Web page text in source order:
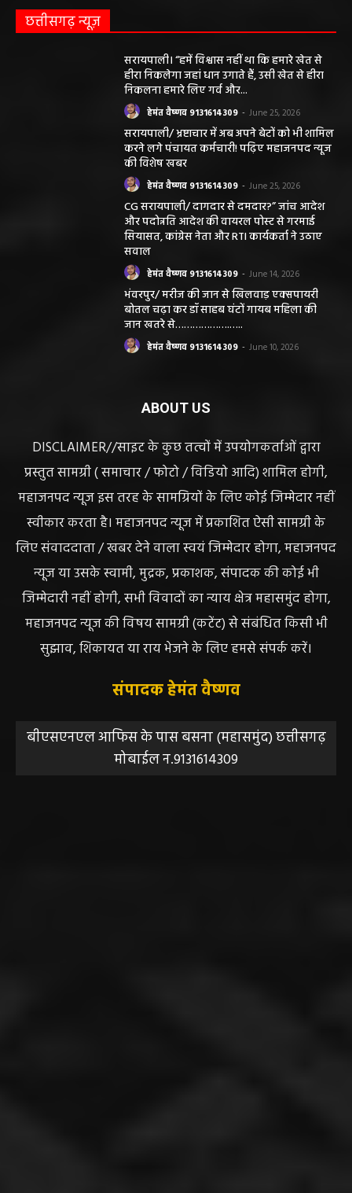
छत्तीसगढ़ न्यूज़
सरायपाली। “हमें विश्वास नहीं था कि हमारे खेत से
हीरा निकलेगा जहां धान उगाते हैं, उसी खेत से हीरा
निकलना हमारे लिए गर्व और...
हेमंत वैष्णव 9131614309 - June 25, 2026
सरायपाली/ भ्रष्टाचार में अब अपने बेटों को भी शामिल
करने लगे पंचायत कर्मचारी! पढ़िए महाजनपद न्यूज
की विशेष खबर
हेमंत वैष्णव 9131614309 - June 25, 2026
CG सरायपाली/ दागदार से दमदार?” जांच आदेश
और पदोन्नति आदेश की वायरल पोस्ट से गरमाई
सियासत, कांग्रेस नेता और RTI कार्यकर्ता ने उठाए
सवाल
हेमंत वैष्णव 9131614309 - June 14, 2026
भंवरपुर/ मरीज की जान से खिलवाड़ एक्सपायरी
बोतल चढ़ा कर डॉ साहब घंटों गायब महिला की
जान खतरे से……………….…..
हेमंत वैष्णव 9131614309 - June 10, 2026
ABOUT US
DISCLAIMER//साइट के कुछ तत्वों में उपयोगकर्ताओं द्वारा
प्रस्तुत सामग्री ( समाचार / फोटो / विडियो आदि) शामिल होगी,
महाजनपद न्यूज इस तरह के सामग्रियों के लिए कोई जिम्मेदार नहीं
स्वीकार करता है। महाजनपद न्यूज में प्रकाशित ऐसी सामग्री के
लिए संवाददाता / खबर देने वाला स्वयं जिम्मेदार होगा, महाजनपद
न्यूज या उसके स्वामी, मुद्रक, प्रकाशक, संपादक की कोई भी
जिम्मेदारी नहीं होगी, सभी विवादों का न्याय क्षेत्र महासमुंद होगा,
महाजनपद न्यूज की विषय सामग्री (कटेंट) से संबंधित किसी भी
सुझाव, शिकायत या राय भेजने के लिए हमसे संपर्क करें।
संपादक हेमंत वैष्णव
बीएसएनएल आफिस के पास बसना (महासमुंद) छत्तीसगढ़
मोबाईल न.9131614309